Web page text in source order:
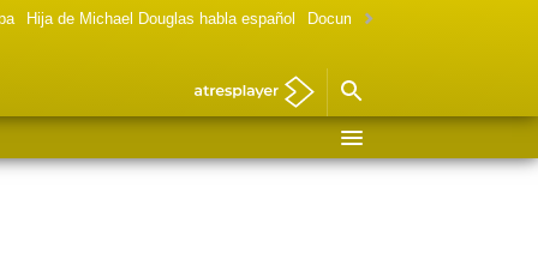
Hija de Michael Douglas habla español Documental Las chicas Gilmore